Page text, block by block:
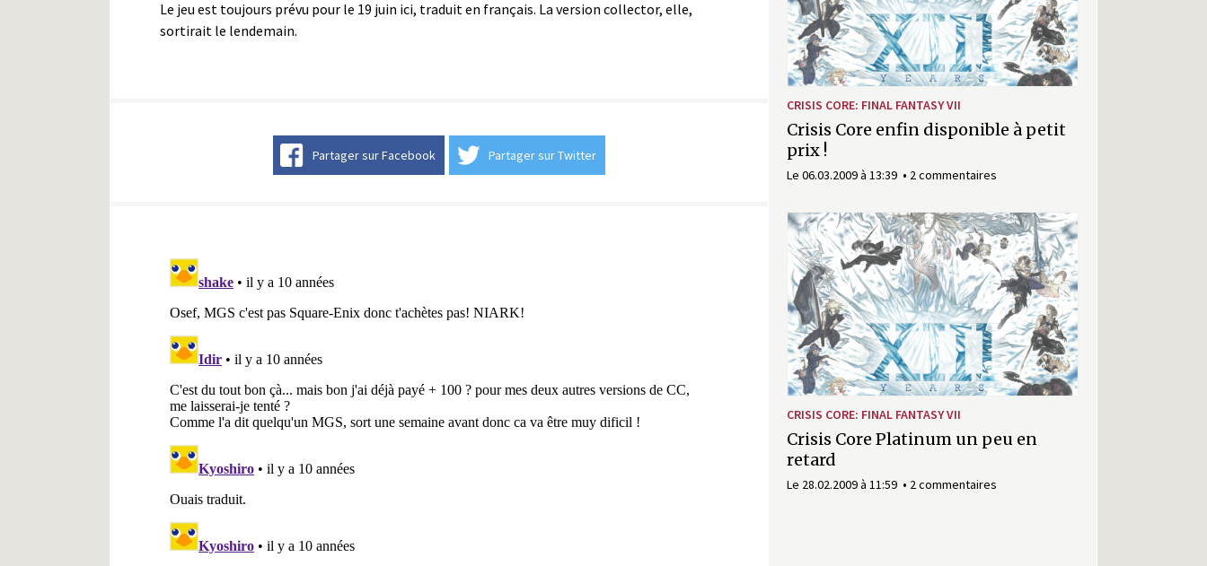
Le jeu est toujours prévu pour le 19 juin ici, traduit en français. La version collector, elle,
sortirait le lendemain.
Partager sur Facebook Partager sur Twitter
CRISIS CORE: FINAL FANTASY VII
Crisis Core enfin disponible à petit
prix !
Le 06.03.2009 à 13:39 2 commentaires
CRISIS CORE: FINAL FANTASY VII
Crisis Core Platinum un peu en
retard
Le 28.02.2009 à 11:59 2 commentaires